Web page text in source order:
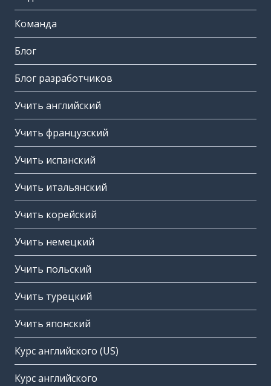
Команда
Блог
Блог разработчиков
Учить английский
Учить французский
Учить испанский
Учить итальянский
Учить корейский
Учить немецкий
Учить польский
Учить турецкий
Учить японский
Курс английского (US)
Курс английского